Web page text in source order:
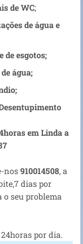
de WC;
de água e
de esgotos;
água;
emLinda a
nos910014508, a
dias por
o seu problema
por dia.